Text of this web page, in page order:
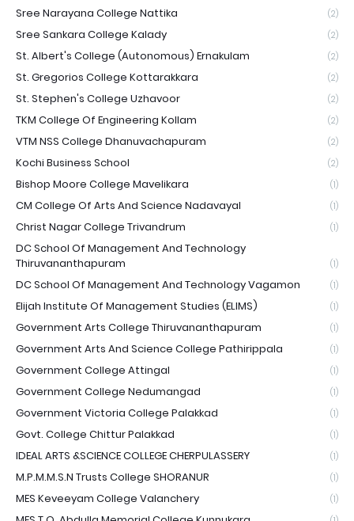
Sree Narayana College Nattika (2)
Sree Sankara College Kalady (2)
St. Albert's College (Autonomous) Ernakulam (2)
St. Gregorios College Kottarakkara (2)
St. Stephen's College Uzhavoor (2)
TKM College Of Engineering Kollam (2)
VTM NSS College Dhanuvachapuram (2)
Kochi Business School (2)
Bishop Moore College Mavelikara (1)
CM College Of Arts And Science Nadavayal (1)
Christ Nagar College Trivandrum (1)
DC School Of Management And Technology
Thiruvananthapuram
(1)
DC School Of Management And Technology Vagamon (1)
Elijah Institute Of Management Studies (ELIMS) (1)
Government Arts College Thiruvananthapuram (1)
Government Arts And Science College Pathirippala (1)
Government College Attingal (1)
Government College Nedumangad (1)
Government Victoria College Palakkad (1)
Govt. College Chittur Palakkad (1)
IDEAL ARTS &SCIENCE COLLEGE CHERPULASSERY (1)
M.P.M.M.S.N Trusts College SHORANUR (1)
MES Keveeyam College Valanchery (1)